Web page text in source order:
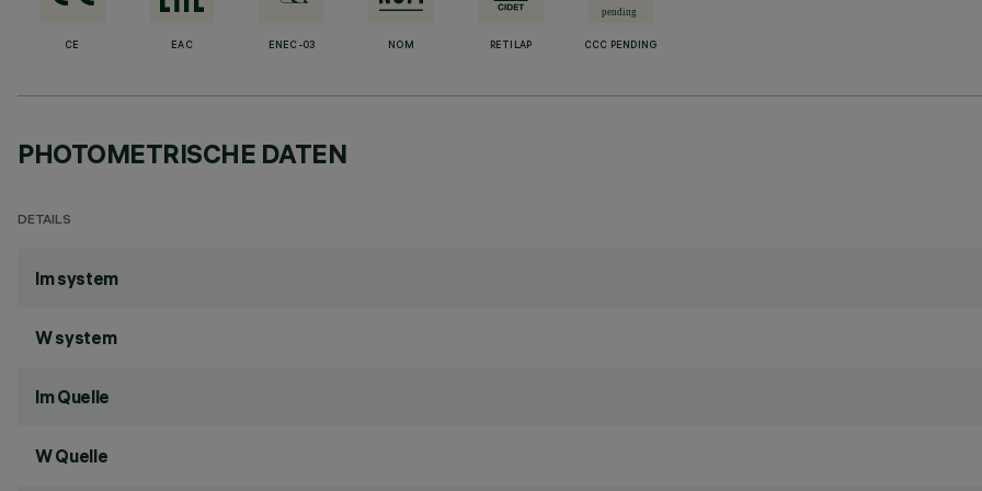
CE EAC ENEC-03 NOM RETILAP CCC PENDING
PHOTOMETRISCHE DATEN
DETAILS
lm system
W system
lm Quelle
W Quelle